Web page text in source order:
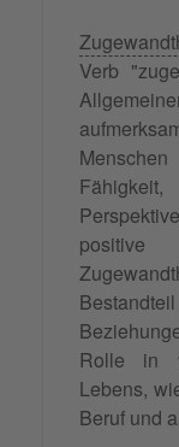
Verb
positive
Rolle in
Lebens,
Beruf und